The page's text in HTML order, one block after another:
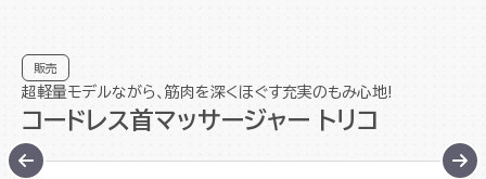
販売
超軽量モデルながら、筋肉を深くほぐす充実のもみ心地!
コードレス首マッサージャー トリコ